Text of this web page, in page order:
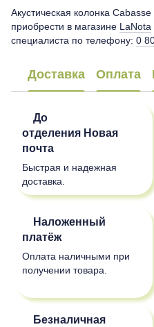
Акустическая колонка
приобрести в магазине LaNota
специалиста по телефону: 0
Доставка Оплата
До
отделения Новая
почта
Быстрая и надежная
доставка.
Наложенный
платёж
Оплата наличными при
получении товара.
Безналичная